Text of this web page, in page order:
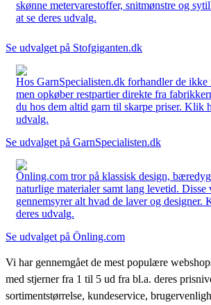
skønne metervarestoffer, snitmønstre og
at se deres udvalg.
Se udvalget på Stofgiganten.dk
Hos GarnSpecialisten.dk forhandler de ikke
men opkøber restpartier direkte fra
du hos dem altid garn til skarpe priser. Klik
udvalg.
Se udvalget på GarnSpecialisten.dk
Önling.com tror på klassisk design,
naturlige materialer samt lang levetid.
gennemsyrer alt hvad de laver og designer.
deres udvalg.
Se udvalget på Önling.com
Vi har gennemgået de mest populære
med stjerner fra 1 til 5 ud fra bl.a. deres
sortimentstørrelse, kundeservice,